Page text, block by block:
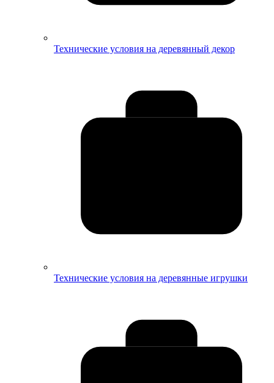
Технические условия на деревянный декор
Технические условия на деревянные игрушки